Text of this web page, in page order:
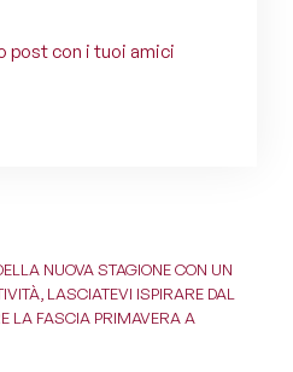
post con i tuoi amici
NUOVA STAGIONE CON UN
LASCIATEVI ISPIRARE DAL
LA FASCIA PRIMAVERA A